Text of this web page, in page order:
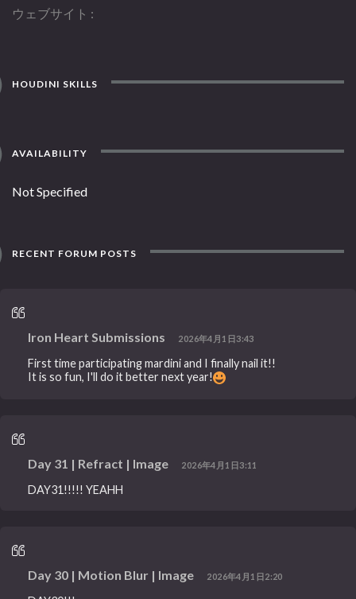
ウェブサイト
HOUDINI SKILLS
AVAILABILITY
Not Specified
RECENT FORUM POSTS
Iron Heart Submissions 2026年4月1日3:43
First time participating mardini and I finally nail it!!
It is so fun, I'll do it better next year!
Day 31 | Refract | Image 2026年4月1日3:11
DAY31!!!!! YEAHH
Day 30 | Motion Blur | Image 2026年4月1日2:20